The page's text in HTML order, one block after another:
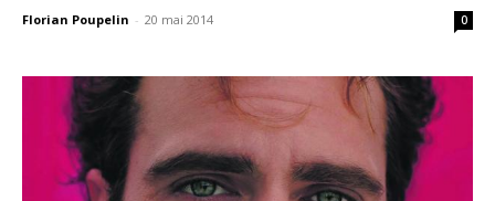
Florian Poupelin - 20 mai 2014 0